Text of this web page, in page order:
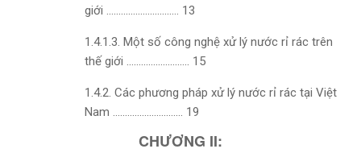
giới ………………………… 13
1.4.1.3. Một số công nghệ xử lý nước rỉ rác trên
thế giới …………………….. 15
1.4.2. Các phương pháp xử lý nước rỉ rác tại Việt
Nam ……………………….. 19
CHƯƠNG II: